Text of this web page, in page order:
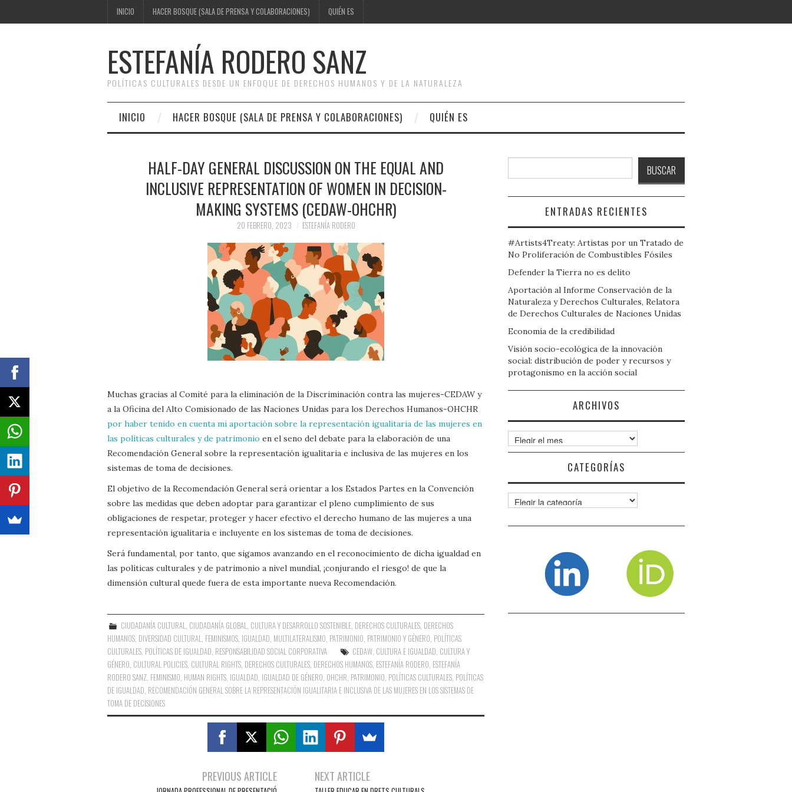
INICIO HACER BOSQUE (SALA DE PRENSA Y COLABORACIONES) QUIÉN ES
ESTEFANÍA RODERO SANZ
POLÍTICAS CULTURALES DESDE UN ENFOQUE DE DERECHOS HUMANOS Y DE LA NATURALEZA
INICIO HACER BOSQUE (SALA DE PRENSA Y COLABORACIONES) QUIÉN ES
HALF-DAY GENERAL DISCUSSION ON THE EQUAL AND
INCLUSIVE REPRESENTATION OF WOMEN IN DECISION-
MAKING SYSTEMS (CEDAW-OHCHR)
20 FEBRERO, 2023 ESTEFANÍA RODERO
Muchas gracias al Comité para la eliminación de la Discriminación contra las mujeres-CEDAW y
a la Oficina del Alto Comisionado de las Naciones Unidas para los Derechos Humanos-OHCHR
por haber tenido en cuenta mi aportación sobre la representación igualitaria de las mujeres en
las políticas culturales y de patrimonio en el seno del debate para la elaboración de una
Recomendación General sobre la representación igualitaria e inclusiva de las mujeres en los
sistemas de toma de decisiones.
El objetivo de la Recomendación General será orientar a los Estados Partes en la Convención
sobre las medidas que deben adoptar para garantizar el pleno cumplimiento de sus
obligaciones de respetar, proteger y hacer efectivo el derecho humano de las mujeres a una
representación igualitaria e incluyente en los sistemas de toma de decisiones.
Será fundamental, por tanto, que sigamos avanzando en el reconocimiento de dicha igualdad en
las políticas culturales y de patrimonio a nivel mundial, ¡conjurando el riesgo! de que la
dimensión cultural quede fuera de esta importante nueva Recomendación.
CIUDADANÍA CULTURAL CIUDADANÍA GLOBAL CULTURA Y DESARROLLO SOSTENIBLE DERECHOS CULTURALES DERECHOS
HUMANOS DIVERSIDAD CULTURAL FEMINISMOS IGUALDAD MULTILATERALISMO PATRIMONIO PATRIMONIO Y GÉNERO POLÍTICAS
CULTURALES POLÍTICAS DE IGUALDAD RESPONSABILIDAD SOCIAL CORPORATIVA CEDAW CULTURA E IGUALDAD CULTURA Y
GÉNERO CULTURAL POLICIES CULTURAL RIGHTS DERECHOS CULTURALES DERECHOS HUMANOS ESTEFANÍA RODERO ESTEFANÍA
RODERO SANZ FEMINISMO HUMAN RIGHTS IGUALDAD IGUALDAD DE GÉNERO OHCHR PATRIMONIO POLÍTICAS CULTURALES POLÍTICAS
DE IGUALDAD RECOMENDACIÓN GENERAL SOBRE LA REPRESENTACIÓN IGUALITARIA E INCLUSIVA DE LAS MUJERES EN LOS SISTEMAS DE
TOMA DE DECISIONES
PREVIOUS ARTICLE NEXT ARTICLE
BUSCAR
ENTRADAS RECIENTES
#Artists4Treaty: Artistas por un Tratado de
No Proliferación de Combustibles Fósiles
Defender la Tierra no es delito
Aportación al Informe Conservación de la
Naturaleza y Derechos Culturales, Relatora
de Derechos Culturales de Naciones Unidas
Economía de la credibilidad
Visión socio-ecológica de la innovación
social: distribución de poder y recursos y
protagonismo en la acción social
ARCHIVOS
Archivos
CATEGORÍAS
Categorías